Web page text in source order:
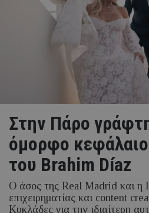
Στην Πάρο
όμορφο
του Brahim Díaz
Ο άσος της Real Madrid και η
επιχειρηματίας και content
Κυκλάδες για την ιδιαίτερη